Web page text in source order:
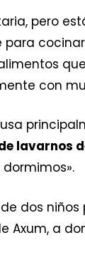
pero
con
lavarnos